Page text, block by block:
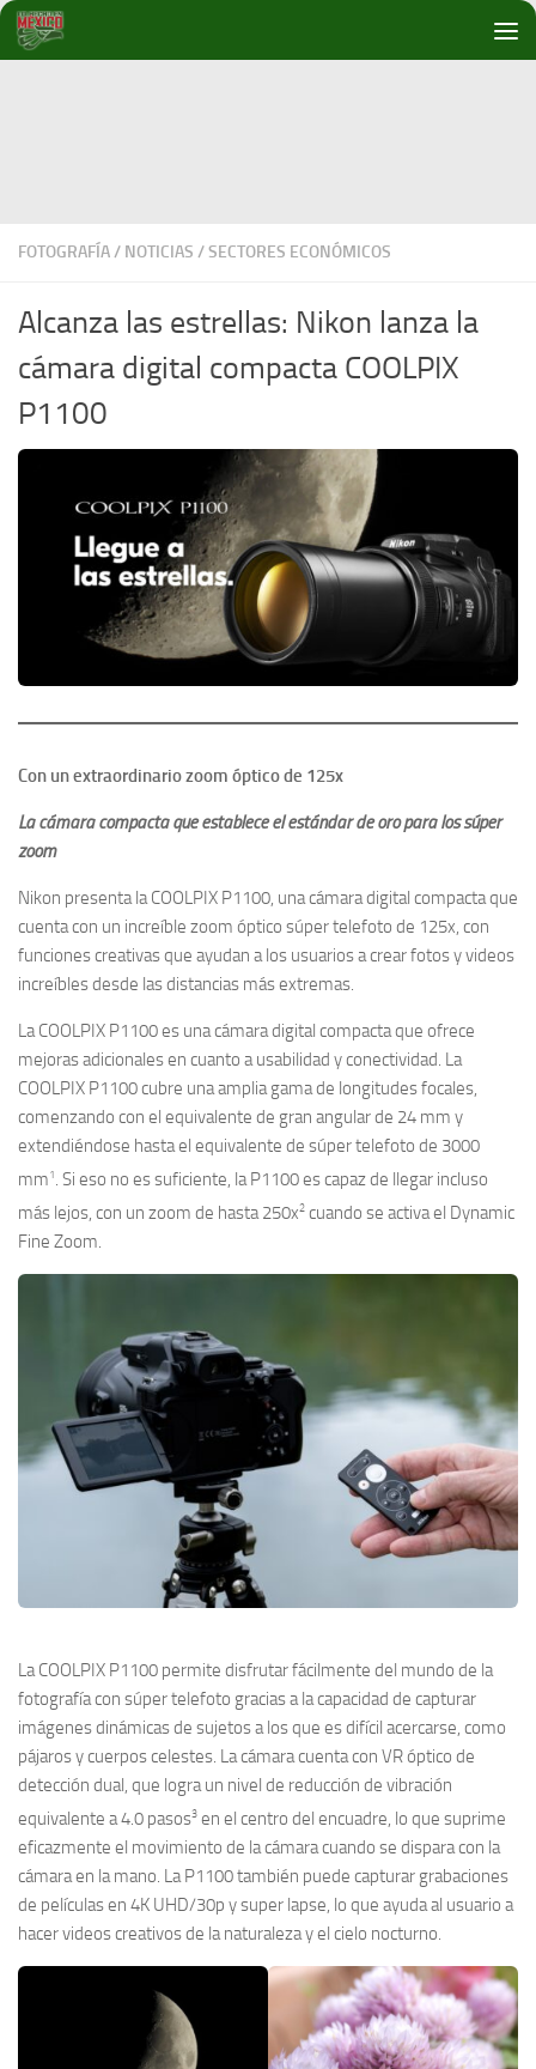
Debajo del contenido
FOTOGRAFÍA/ NOTICIAS /SECTORES ECONÓMICOS
Alcanza las estrellas: Nikon lanza la
cámara digital compacta COOLPIX
P1100
Con un extraordinario zoom óptico de 125x
La cámara compacta que establece el estándar de oro para los súper
zoom
Nikon presenta la COOLPIX P1100, una cámara digital compacta que
cuenta con un increíble zoom óptico súper telefoto de 125x, con
funciones creativas que ayudan a los usuarios a crear fotos y videos
increíbles desde las distancias más extremas.
La COOLPIX P1100 es una cámara digital compacta que ofrece
mejoras adicionales en cuanto a usabilidad y conectividad. La
COOLPIX P1100 cubre una amplia gama de longitudes focales,
comenzando con el equivalente de gran angular de 24 mm y
extendiéndose hasta el equivalente de súper telefoto de 3000
mm1. Si eso no es suficiente, la P1100 es capaz de llegar incluso
más lejos, con un zoom de hasta 250x2 cuando se activa el Dynamic
Fine Zoom.
La COOLPIX P1100 permite disfrutar fácilmente del mundo de la
fotografía con súper telefoto gracias a la capacidad de capturar
imágenes dinámicas de sujetos a los que es difícil acercarse, como
pájaros y cuerpos celestes. La cámara cuenta con VR óptico de
detección dual, que logra un nivel de reducción de vibración
equivalente a 4.0 pasos3 en el centro del encuadre, lo que suprime
eficazmente el movimiento de la cámara cuando se dispara con la
cámara en la mano. La P1100 también puede capturar grabaciones
de películas en 4K UHD/30p y super lapse, lo que ayuda al usuario a
hacer videos creativos de la naturaleza y el cielo nocturno.